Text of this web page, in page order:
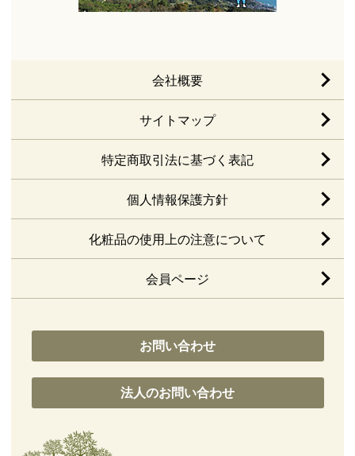
会社概要
サイトマップ
特定商取引法に基づく表記
個人情報保護方針
化粧品の使用上の注意について
会員ページ
お問い合わせ
法人のお問い合わせ